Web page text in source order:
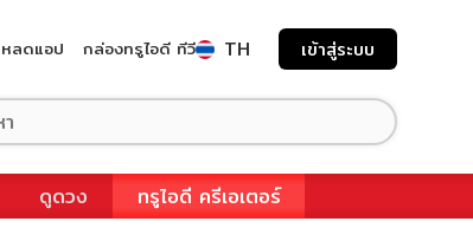
หลดแอป กล่องทรูไอดี ทีวี TH เข้าสู่ระบบ
ดูดวง ทรูไอดี ครีเอเตอร์